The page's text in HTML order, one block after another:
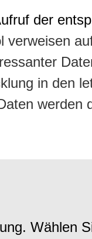
der
verweisen
in den
werden
Wählen